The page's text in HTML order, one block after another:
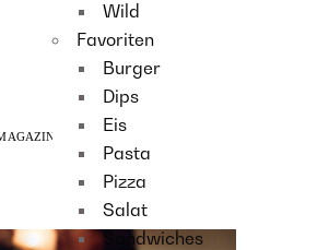
Wild
Favoriten
Burger
Dips
Eis
Pasta
Pizza
Salat
Sandwiches